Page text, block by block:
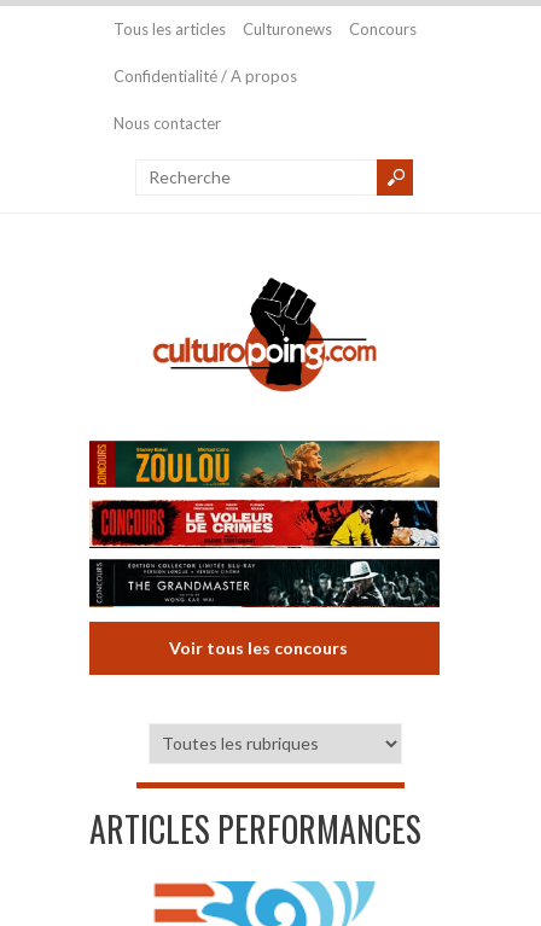
Tous les articles Culturonews Concours
Confidentialité / A propos
Nous contacter
Voir tous les concours
ARTICLES PERFORMANCES